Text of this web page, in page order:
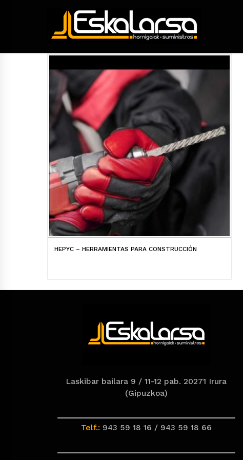
HEPYC – HERRAMIENTAS PARA CONSTRUCCIÓN
Laskibar bailara 9 / 11-12 pab. 20271 Irura
(Gipuzkoa)
Telf.: 943 59 18 16 / 943 59 18 66